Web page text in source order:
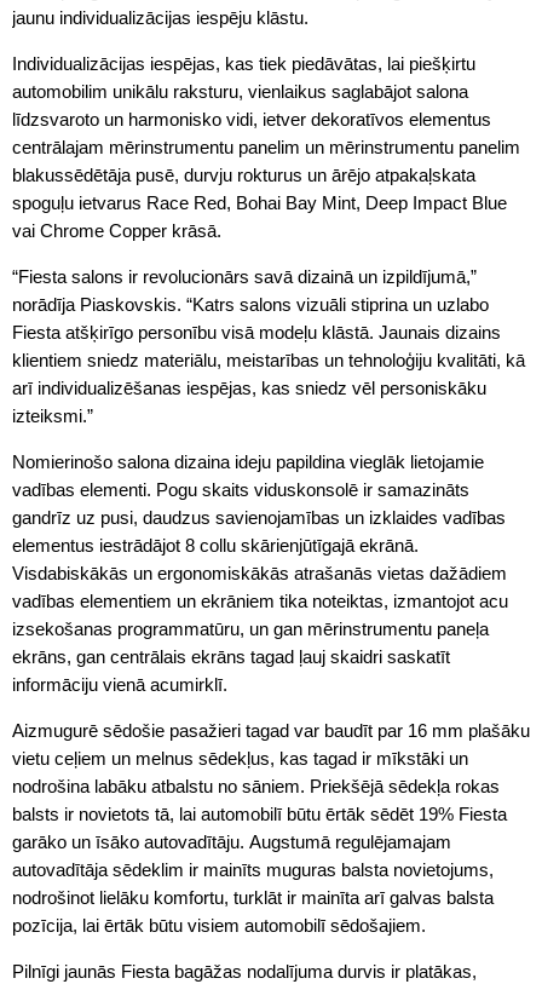
jaunu individualizācijas iespēju klāstu.
Individualizācijas iespējas, kas tiek piedāvātas, lai piešķirtu
automobilim unikālu raksturu, vienlaikus saglabājot salona
līdzsvaroto un harmonisko vidi, ietver dekoratīvos elementus
centrālajam mērinstrumentu panelim un mērinstrumentu panelim
blakussēdētāja pusē, durvju rokturus un ārējo atpakaļskata
spoguļu ietvarus Race Red, Bohai Bay Mint, Deep Impact Blue
vai Chrome Copper krāsā.
“Fiesta salons ir revolucionārs savā dizainā un izpildījumā,”
norādīja Piaskovskis. “Katrs salons vizuāli stiprina un uzlabo
Fiesta atšķirīgo personību visā modeļu klāstā. Jaunais dizains
klientiem sniedz materiālu, meistarības un tehnoloģiju kvalitāti, kā
arī individualizēšanas iespējas, kas sniedz vēl personiskāku
izteiksmi.”
Nomierinošo salona dizaina ideju papildina vieglāk lietojamie
vadības elementi. Pogu skaits viduskonsolē ir samazināts
gandrīz uz pusi, daudzus savienojamības un izklaides vadības
elementus iestrādājot 8 collu skārienjūtīgajā ekrānā.
Visdabiskākās un ergonomiskākās atrašanās vietas dažādiem
vadības elementiem un ekrāniem tika noteiktas, izmantojot acu
izsekošanas programmatūru, un gan mērinstrumentu paneļa
ekrāns, gan centrālais ekrāns tagad ļauj skaidri saskatīt
informāciju vienā acumirklī.
Aizmugurē sēdošie pasažieri tagad var baudīt par 16 mm plašāku
vietu ceļiem un melnus sēdekļus, kas tagad ir mīkstāki un
nodrošina labāku atbalstu no sāniem. Priekšējā sēdekļa rokas
balsts ir novietots tā, lai automobilī būtu ērtāk sēdēt 19% Fiesta
garāko un īsāko autovadītāju. Augstumā regulējamajam
autovadītāja sēdeklim ir mainīts muguras balsta novietojums,
nodrošinot lielāku komfortu, turklāt ir mainīta arī galvas balsta
pozīcija, lai ērtāk būtu visiem automobilī sēdošajiem.
Pilnīgi jaunās Fiesta bagāžas nodalījuma durvis ir platākas,